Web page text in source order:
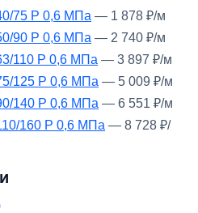
75 Р 0,6 МПа — 1 878 ₽/м
90 Р 0,6 МПа — 2 740 ₽/м
110 Р 0,6 МПа — 3 897 ₽/м
125 Р 0,6 МПа — 5 009 ₽/м
140 Р 0,6 МПа — 6 551 ₽/м
160 Р 0,6 МПа — 8 728 ₽/